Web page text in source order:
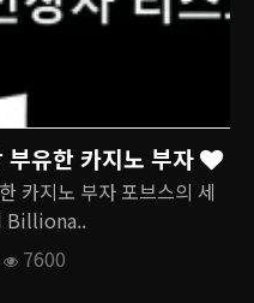
유한 카지노 부자
카지노 부자 포브스의 세
Billiona..
7600